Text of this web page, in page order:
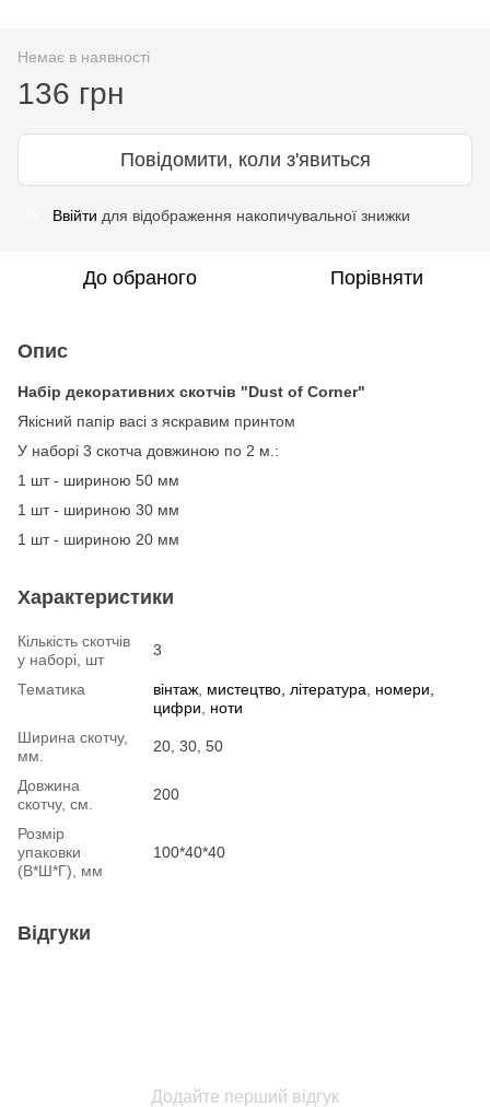
Немає в наявності
136 грн
Повідомити, коли з'явиться
Ввійти для відображення накопичувальної знижки
До обраного Порівняти
Опис
Набір декоративних скотчів "Dust of Corner"
Якісний папір васі з яскравим принтом
У наборі 3 скотча довжиною по 2 м.:
1 шт - шириною 50 мм
1 шт - шириною 30 мм
1 шт - шириною 20 мм
Характеристики
Кількість скотчів
у наборі, шт
3
Тематика вінтаж мистецтво, література
номери,
цифри
ноти
Ширина скотчу,
мм.
20, 30, 50
Довжина
скотчу, см.
200
Розмір
упаковки
(В*Ш*Г), мм
100*40*40
Відгуки
Додайте перший відгук